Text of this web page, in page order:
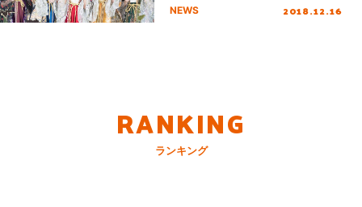
NEWS 2018.12.16
RANKING
ランキング